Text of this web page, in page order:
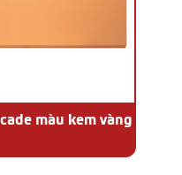
màu kem vàng